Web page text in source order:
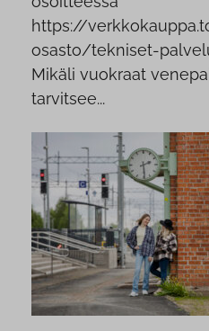
https://
osasto/tekniset-
Mikäli vuokraat
tarvitsee...